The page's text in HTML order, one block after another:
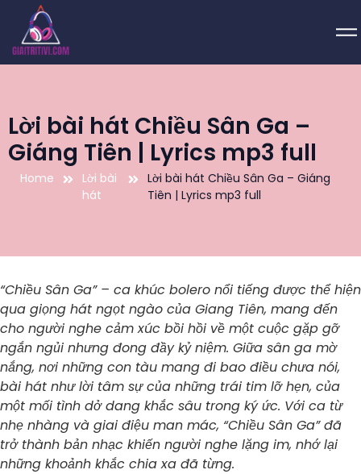
Lời bài hát Chiều Sân Ga –
Giáng Tiên | Lyrics mp3 full
Home
Lời bài
hát
Lời bài hát Chiều Sân Ga – Giáng
Tiên | Lyrics mp3 full
“Chiều Sân Ga” – ca khúc bolero nổi tiếng được thể hiện
qua giọng hát ngọt ngào của Giang Tiên, mang đến
cho người nghe cảm xúc bồi hồi về một cuộc gặp gỡ
ngắn ngủi nhưng đong đầy kỷ niệm. Giữa sân ga mờ
nắng, nơi những con tàu mang đi bao điều chưa nói,
bài hát như lời tâm sự của những trái tim lỡ hẹn, của
một mối tình dở dang khắc sâu trong ký ức. Với ca từ
nhẹ nhàng và giai điệu man mác, “Chiều Sân Ga” đã
trở thành bản nhạc khiến người nghe lặng im, nhớ lại
những khoảnh khắc chia xa đã từng.